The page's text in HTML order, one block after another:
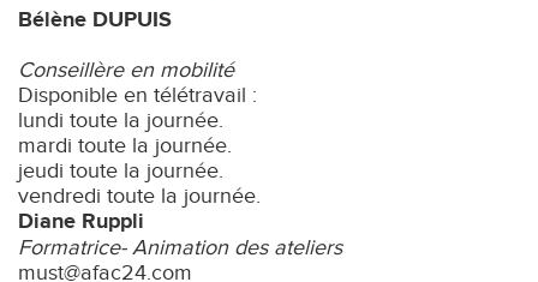
Bélène DUPUIS
Conseillère en mobilité
Disponible en télétravail :
lundi toute la journée.
mardi toute la journée.
jeudi toute la journée.
vendredi toute la journée.
Diane Ruppli
Formatrice- Animation des ateliers
must@afac24.com